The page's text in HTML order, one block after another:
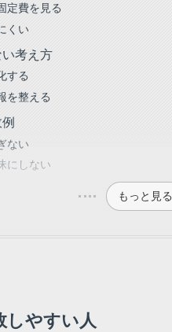
定費を見る
くい
考え方
する
を整える
ない
にしない
もっと見る
しやすい人